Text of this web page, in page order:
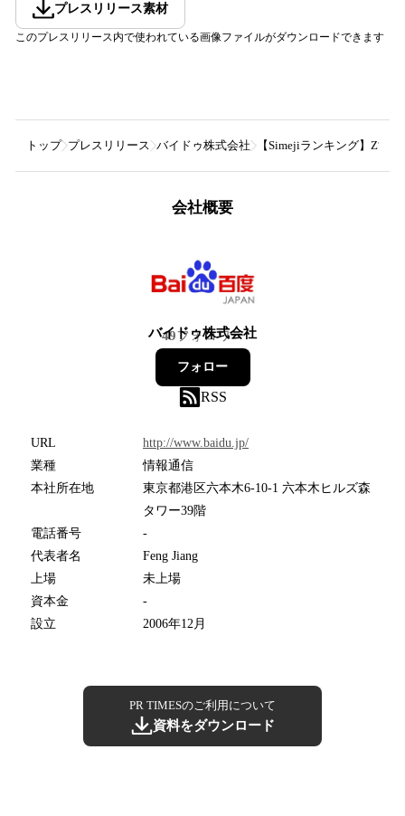
プレスリリース素材
このプレスリリース内で使われている画像ファイルがダウンロードできます
トップ プレスリリース バイドゥ株式会社 【Simejiランキング】Z世
会社概要
バイドゥ株式会社
49フォロワー
フォロー
RSS
URL
http://www.baidu.jp/
業種
情報通信
本社所在地
東京都港区六本木6-10-1 六本木ヒルズ森
タワー39階
電話番号
-
代表者名
Feng Jiang
上場
未上場
資本金
-
設立
2006年12月
PR TIMESのご利用について
資料をダウンロード